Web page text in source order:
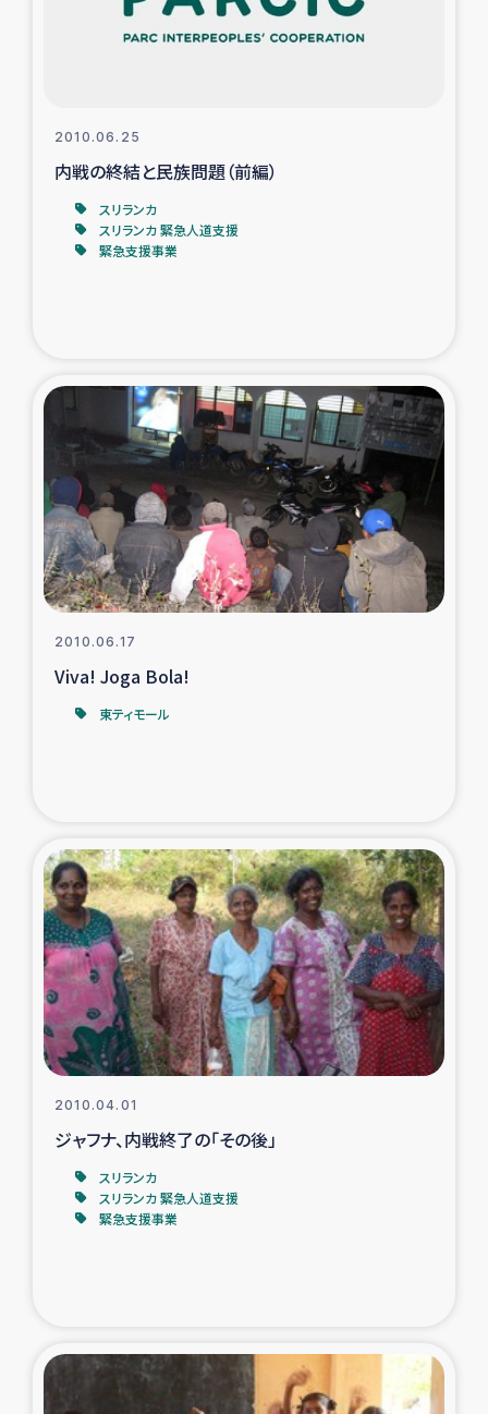
復興支援事業
ミャンマー緊急支援
タイ国境ミャンマー移民子ども支援
漁民によるマングローブ植林活動
レバノンでのシリア難民への食糧・越冬支援
レバノンにおける緊急支援
レバノンでのシリア難民への教育支援事業
神原ゼミxパルシック
石巻市街地在宅被災者支援
復興応援隊の活動
仮設住宅生活支援・農業復興支援
漁業復興支援
インターン・ボランティア日誌
経済自立支援事業
ガザ地区における羊の畜産支援
2010.06.25
内戦の終結と民族問題（前編）
スリランカ
スリランカ 緊急人道支援
緊急支援事業
2010.06.17
Viva! Joga Bola!
東ティモール
2010.04.01
ジャフナ、内戦終了の「その後」
スリランカ
スリランカ 緊急人道支援
緊急支援事業